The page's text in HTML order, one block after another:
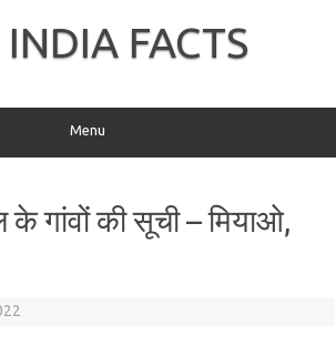
FACTS
Menu
के गांवों की सूची – मियाओ,